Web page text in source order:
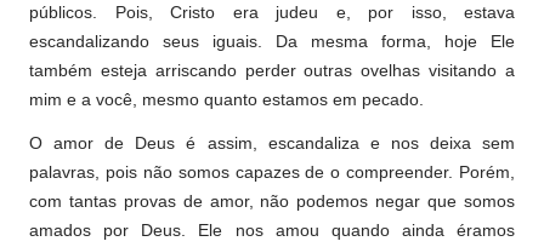
públicos. Pois, Cristo era judeu e, por isso, estava
escandalizando seus iguais. Da mesma forma, hoje Ele
também esteja arriscando perder outras ovelhas visitando a
mim e a você, mesmo quanto estamos em pecado.
O amor de Deus é assim, escandaliza e nos deixa sem
palavras, pois não somos capazes de o compreender. Porém,
com tantas provas de amor, não podemos negar que somos
amados por Deus. Ele nos amou quando ainda éramos